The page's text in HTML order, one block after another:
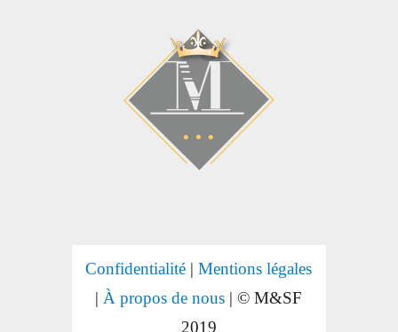
Confidentialité |Mentions légales
| À propos de nous | © M&SF
2019